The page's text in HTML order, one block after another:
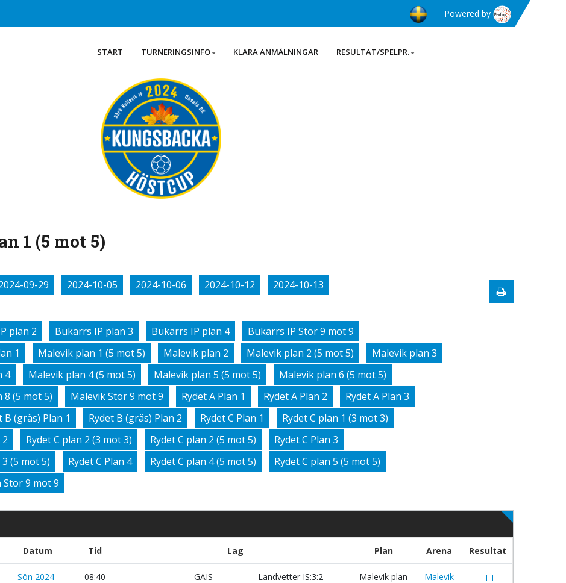
Powered by
START TURNERINGSINFO KLARA ANMÄLNINGAR RESULTAT/SPELPR.
1 (5 mot 5)
09-29 2024-10-05 2024-10-06 2024-10-12 2024-10-13
plan 2 Bukärrs IP plan 3 Bukärrs IP plan 4
Bukärrs IP Stor 9 mot 9
1 Malevik plan 1 (5 mot 5) Malevik plan 2 Malevik plan 2 (5 mot 5)
Malevik plan 3
4 Malevik plan 4 (5 mot 5) Malevik plan 5 (5 mot 5)
Malevik plan 6 (5 mot 5)
8 (5 mot 5) Malevik Stor 9 mot 9 Rydet A Plan 1 Rydet A Plan 2
Rydet A Plan 3
B (gräs) Plan 1 Rydet B (gräs) Plan 2 Rydet C Plan 1
Rydet C plan 1 (3 mot 3)
Rydet C plan 2 (3 mot 3) Rydet C plan 2 (5 mot 5)
Rydet C Plan 3
(5 mot 5) Rydet C Plan 4 Rydet C plan 4 (5 mot 5)
Rydet C plan 5 (5 mot 5)
Stor 9 mot 9
Datum Tid Lag Plan Arena Resultat
Sön 2024-
08:40 GAIS - Landvetter IS:3:2
Malevik plan
Malevik